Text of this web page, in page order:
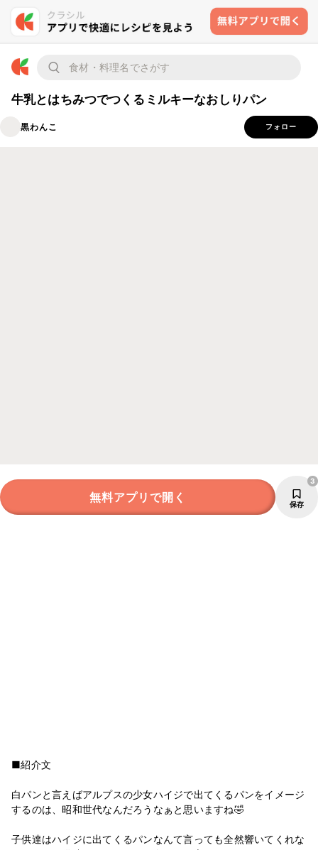
牛乳とはちみつでつくるミルキーなおしりパン
黒わんこ フォロー
無料アプリで開く 保存
3
■紹介文
白パンと言えばアルプスの少女ハイジで出てくるパンをイメージ
するのは、昭和世代なんだろうなぁと思いますね🤣
子供達はハイジに出てくるパンなんて言っても全然響いてくれな